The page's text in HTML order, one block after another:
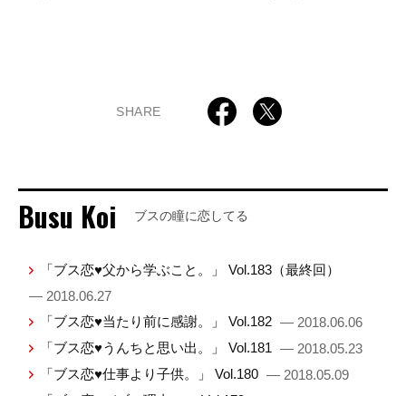
SHARE
Busu Koi ブスの瞳に恋してる
「ブス恋♥父から学ぶこと。」 Vol.183（最終回）
— 2018.06.27
「ブス恋♥当たり前に感謝。」 Vol.182 — 2018.06.06
「ブス恋♥うんちと思い出。」 Vol.181 — 2018.05.23
「ブス恋♥仕事より子供。」 Vol.180 — 2018.05.09